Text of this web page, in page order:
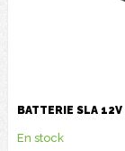
BATTERIE SLA
En stock